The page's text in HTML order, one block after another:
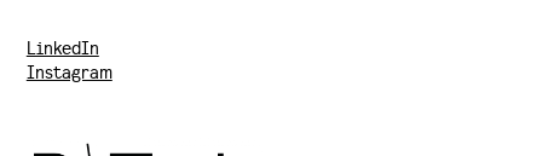
LinkedIn
Instagram